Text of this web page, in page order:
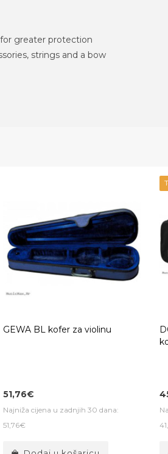
greater protection
strings and a bow
GEWA BL kofer za violinu
51,76€
Najniža cijena u zadnjih 30 dana:
51,76€